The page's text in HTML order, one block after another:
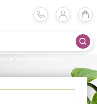
et produits naturels